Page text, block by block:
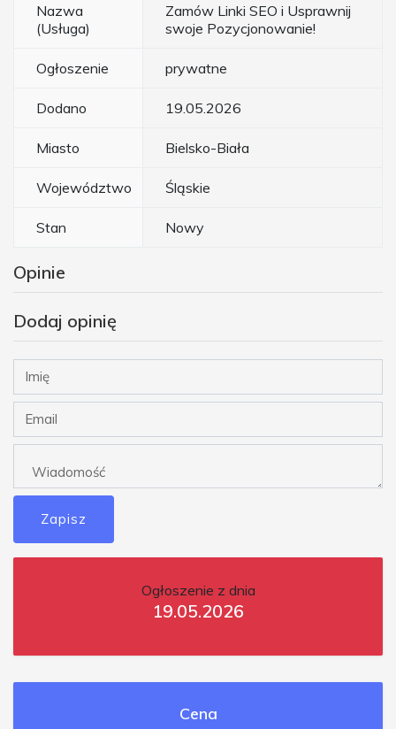
Nazwa
(Usługa)
Zamów Linki SEO i Usprawnij
swoje Pozycjonowanie!
Ogłoszenie prywatne
Dodano 19.05.2026
Miasto Bielsko-Biała
Województwo Śląskie
Stan Nowy
Opinie
Dodaj opinię
Zapisz
Ogłoszenie z dnia
19.05.2026
Cena